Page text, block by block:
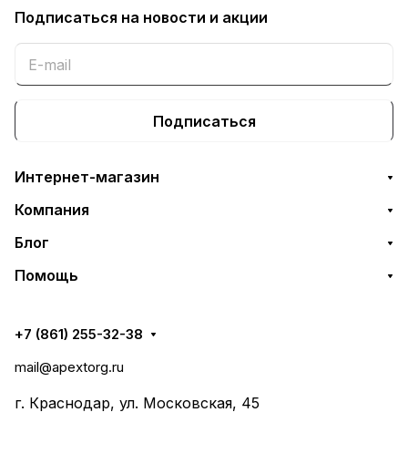
Подписаться на новости и акции
Подписаться
Интернет-магазин
Компания
Блог
Помощь
+7 (861) 255-32-38
mail@apextorg.ru
г. Краснодар, ул. Московская, 45